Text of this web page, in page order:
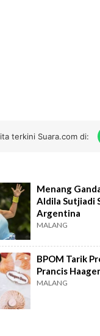
terkini Suara.com di:
Menang
Aldila Sutjiadi
Argentina
MALANG
BPOM Tarik
Prancis
MALANG